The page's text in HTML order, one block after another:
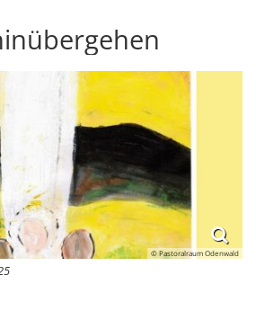
© Pastoralraum Odenwald